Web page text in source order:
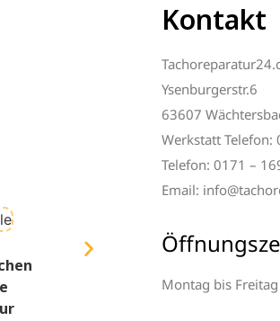
Kontakt
Ysenburgerstr.6
63607
Werkstatt
Telefon: 0171 –
Email:
Montag bis